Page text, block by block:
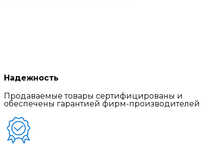
Надежность
Продаваемые товары сертифицированы и
обеспечены гарантией фирм-производителей